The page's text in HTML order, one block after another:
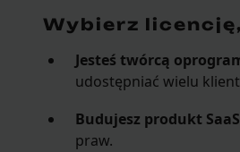
Wybierz
Jesteś twórcą
udostępniać wielu
Budujesz produkt SaaS
praw.